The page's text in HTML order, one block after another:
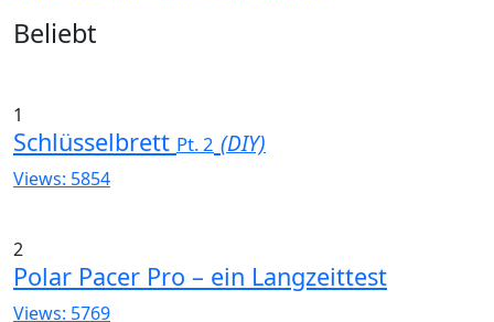
Widgets
Beliebt
1
Schlüsselbrett Pt. 2 (DIY)
Views: 5854
2
Polar Pacer Pro – ein Langzeittest
Views: 5769